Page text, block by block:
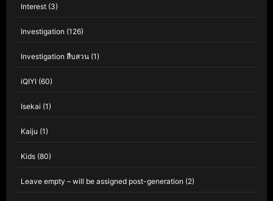
Interest (3)
Investigation (126)
Investigation สืบสวน (1)
iQIYI (60)
Isekai (1)
Kaiju (1)
Kids (80)
Leave empty – will be assigned post-generation (2)